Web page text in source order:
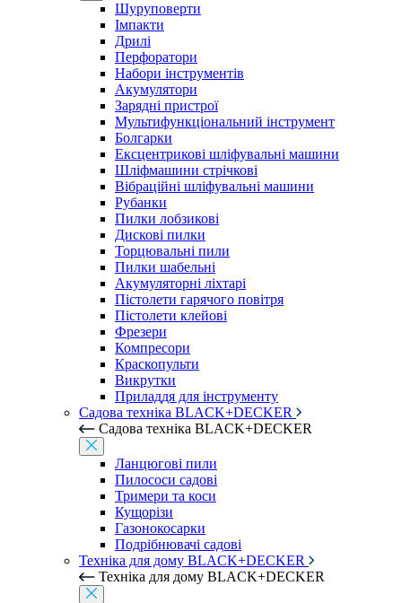
Шуруповерти
Імпакти
Дрилі
Перфоратори
Набори інструментів
Акумулятори
Зарядні пристрої
Мультифункціональний інструмент
Болгарки
Ексцентрикові шліфувальні машини
Шліфмашини стрічкові
Вібраційні шліфувальні машини
Рубанки
Пилки лобзикові
Дискові пилки
Торцювальні пили
Пилки шабельні
Акумуляторні ліхтарі
Пістолети гарячого повітря
Пістолети клейові
Фрезери
Компресори
Краскопульти
Викрутки
Приладдя для інструменту
Садова техніка BLACK+DECKER
Садова техніка BLACK+DECKER
Ланцюгові пили
Пилососи садові
Тримери та коси
Кущорізи
Газонокосарки
Подрібнювачі садові
Техніка для дому BLACK+DECKER
Техніка для дому BLACK+DECKER